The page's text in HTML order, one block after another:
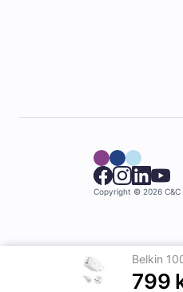
799
Copyright © 2026 C&C